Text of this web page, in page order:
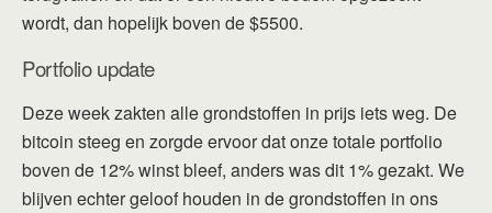
wordt, dan hopelijk boven de $5500.
Portfolio update
Deze week zakten alle grondstoffen in prijs iets weg. De
bitcoin steeg en zorgde ervoor dat onze totale portfolio
boven de 12% winst bleef, anders was dit 1% gezakt. We
blijven echter geloof houden in de grondstoffen in ons